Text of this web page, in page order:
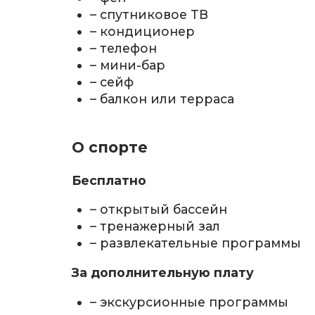
– спутниковое ТВ
– кондиционер
– телефон
– мини-бар
– сейф
– балкон или терраса
О спорте
Бесплатно
– открытый бассейн
– тренажерный зал
– развлекательные программы
За дополнительную плату
– экскурсионные программы